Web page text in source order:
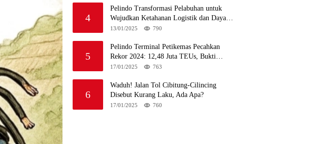
4
Pelindo Transformasi Pelabuhan untuk
Wujudkan Ketahanan Logistik dan Daya
Saing Global
13/01/2025 790
5
Pelindo Terminal Petikemas Pecahkan
Rekor 2024: 12,48 Juta TEUs, Bukti
Keunggulan Logistik Nasional
17/01/2025 763
6
Waduh! Jalan Tol Cibitung-Cilincing
Disebut Kurang Laku, Ada Apa?
17/01/2025 760